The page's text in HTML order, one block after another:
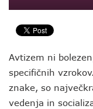
Avtizem ni
specifičnih
znake, so
vedenja in